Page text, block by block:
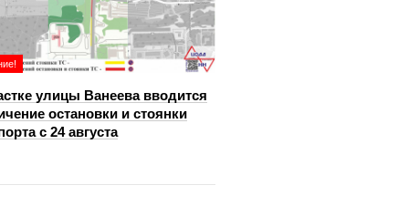
улицы Ванеева вводится
остановки и стоянки
с 24 августа